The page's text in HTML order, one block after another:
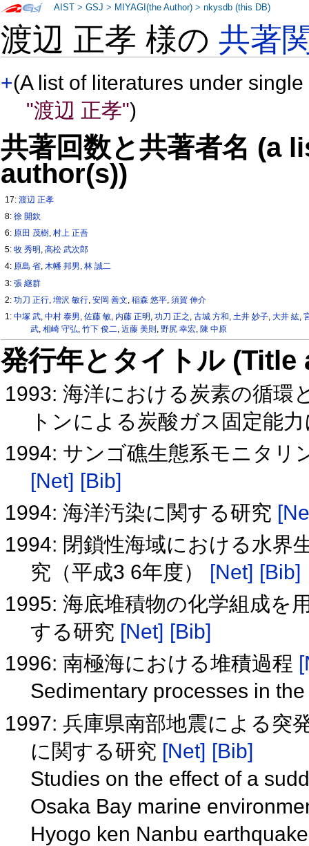
渡辺 正孝 様の共著
+(A list of literatures under
"渡辺 正孝")
共著回数と共著者名 (a
author(s))
17:渡辺 正孝
8:徐 開欽
6: 原田 茂樹,村上 正吾
5:牧 秀明 ,高松 武次郎
4: 原島 省,木幡 邦男,林 誠二
3:張 継群
2:功刀 正行 ,増沢 敏行 ,安岡 善文 ,稲森 悠平 ,須賀 伸介
1:中塚 武 ,中村 泰男 ,佐藤 敏 内藤 正明 ,功刀 正之 ,古城 方和 土井 妙子 ,大井 紘 ,
武, 相崎 守弘 竹下 俊二 近藤 美則 野尻 幸宏, 陳 中原
発行年とタイトル
1993: 海洋における炭素の循環
トンによる炭酸ガス固定能
1994: サンゴ礁生態系モニタリ
[Net] [Bib]
1994: 海洋汚染に関する研究
1994: 閉鎖性海域における水界
究（平成3 6年度）
[Net] [Bib]
1995: 海底堆積物の化学組成を
する研究 [Net] [Bib]
1996: 南極海における堆積過程
Sedimentary processes in
1997: 兵庫県南部地震による突
に関する研究 [Net] [Bib]
Studies on the effect of a
Osaka Bay marine
Hyogo ken Nanbu
AIST >GSJ > MIYAGI(the Author) >nkysdb (this DB)